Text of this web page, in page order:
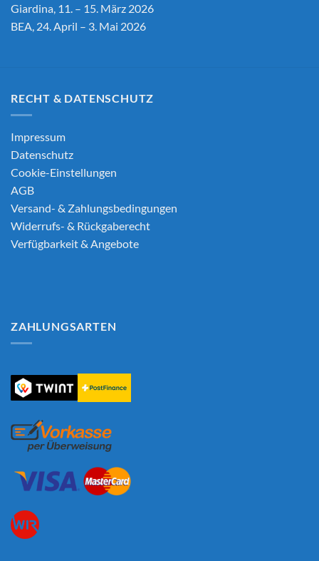
Giardina, 11. – 15. März 2026
BEA, 24. April – 3. Mai 2026
RECHT & DATENSCHUTZ
Impressum
Datenschutz
Cookie-Einstellungen
AGB
Versand- & Zahlungsbedingungen
Widerrufs- & Rückgaberecht
Verfügbarkeit & Angebote
ZAHLUNGSARTEN